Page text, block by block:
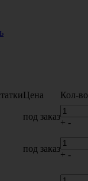
Цена Кол-во
под заказ
+ -
под заказ
+ -